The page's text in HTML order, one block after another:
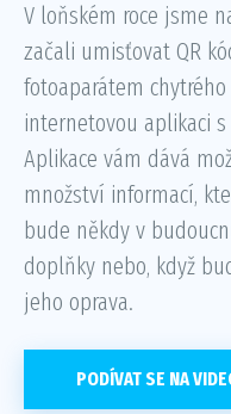
V loňském roce jsme
začali umisťovat QR
fotoaparátem
internetovou aplikaci
Aplikace vám dává
množství informací,
bude někdy v
doplňky nebo, když
jeho oprava.
PODÍVAT SE NA